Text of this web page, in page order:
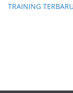
TRAINING TERBARU